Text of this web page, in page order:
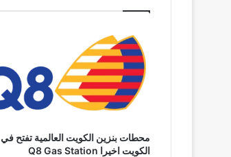
محطات بنزين الكويت العالمية تفتح في
الكويت اخيرا Q8 Gas Station